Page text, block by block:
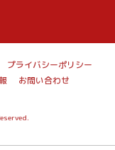
プライバシーポリシー
お問い合わせ